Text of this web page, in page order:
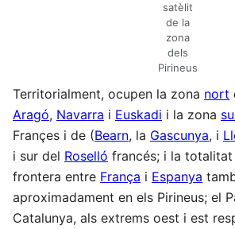
satèlit
de la
zona
dels
Pirineus
Territorialment, ocupen la zona nort
Aragó, Navarra i Euskadi i la zona
Françes i de (Bearn, la Gascunya, i
i sur del Roselló francés; i la
frontera entre França i Espanya
aproximadament en els Pirineus; el
Catalunya, als extrems oest i est